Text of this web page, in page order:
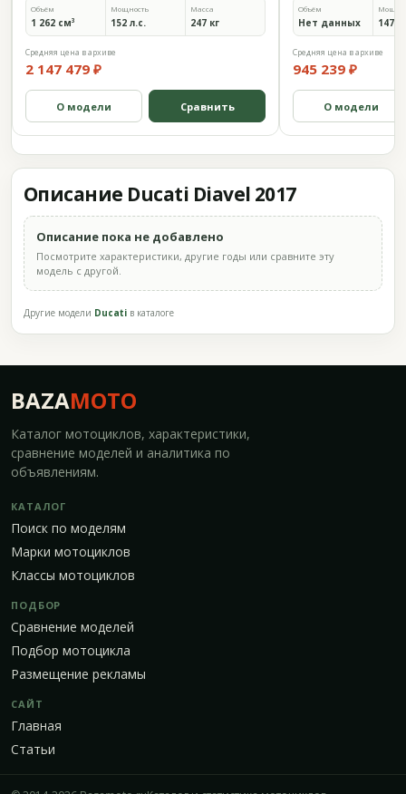
Объём
1 262 см³
Мощность
152 л.с.
Масса
247 кг
Средняя цена в архиве
2 147 479 ₽
О модели Сравнить
Объём
Нет данных 147
Средняя цена в архиве
945 239 ₽
О модели
Описание Ducati Diavel 2017
Описание пока не добавлено
Посмотрите характеристики, другие годы или сравните эту
модель с другой.
Другие модели Ducati в каталоге
BAZAMOTO
Каталог мотоциклов, характеристики,
сравнение моделей и аналитика по
объявлениям.
КАТАЛОГ
Поиск по моделям
Марки мотоциклов
Классы мотоциклов
ПОДБОР
Сравнение моделей
Подбор мотоцикла
Размещение рекламы
САЙТ
Главная
Статьи